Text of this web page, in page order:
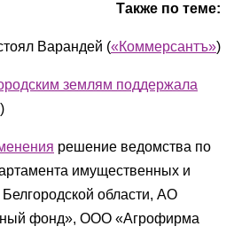
Также по теме:
Варандей («Коммерсантъ»)
землям поддержала
решение ведомства по
имущественных и
области, АО
фонд», ООО «Агрофирма